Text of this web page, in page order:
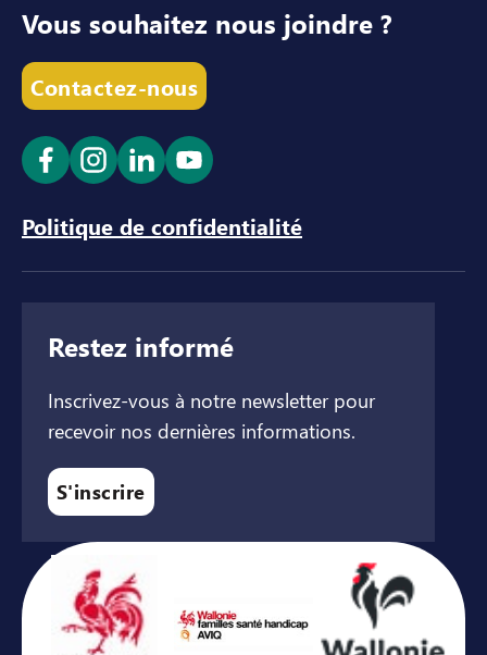
Vous souhaitez nous joindre ?
Contactez-nous
Ouvrir le lien dans un nouvel onglet
Ouvrir le lien dans un nouvel onglet
Ouvrir le lien dans un nouvel
Ouvrir le lien dans un
Politique de confidentialité
Restez informé
Inscrivez-vous à notre newsletter pour
recevoir nos dernières informations.
S'inscrire
Avec le soutien de ...